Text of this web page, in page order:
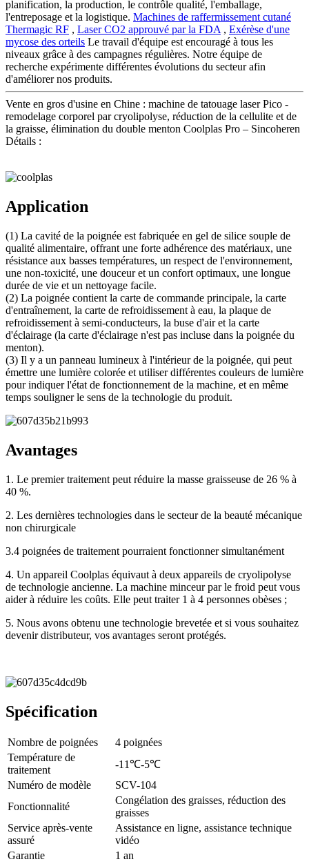
planification, la production, le contrôle qualité, l'emballage,
l'entreposage et la logistique. Machines de raffermissement cutané
Thermagic RF , Laser CO2 approuvé par la FDA , Exérèse d'une
mycose des orteils Le travail d'équipe est encouragé à tous les
niveaux grâce à des campagnes régulières. Notre équipe de
recherche expérimente différentes évolutions du secteur afin
d'améliorer nos produits.
Vente en gros d'usine en Chine : machine de tatouage laser Pico -
remodelage corporel par cryolipolyse, réduction de la cellulite et de
la graisse, élimination du double menton Coolplas Pro – Sincoheren
Détails :
Application
(1) La cavité de la poignée est fabriquée en gel de silice souple de
qualité alimentaire, offrant une forte adhérence des matériaux, une
résistance aux basses températures, un respect de l'environnement,
une non-toxicité, une douceur et un confort optimaux, une longue
durée de vie et un nettoyage facile.
(2) La poignée contient la carte de commande principale, la carte
d'entraînement, la carte de refroidissement à eau, la plaque de
refroidissement à semi-conducteurs, la buse d'air et la carte
d'éclairage (la carte d'éclairage n'est pas incluse dans la poignée du
menton).
(3) Il y a un panneau lumineux à l'intérieur de la poignée, qui peut
émettre une lumière colorée et utiliser différentes couleurs de lumière
pour indiquer l'état de fonctionnement de la machine, et en même
temps souligner le sens de la technologie du produit.
Avantages
1. Le premier traitement peut réduire la masse graisseuse de 26 % à
40 %.
2. Les dernières technologies dans le secteur de la beauté mécanique
non chirurgicale
3.4 poignées de traitement pourraient fonctionner simultanément
4. Un appareil Coolplas équivaut à deux appareils de cryolipolyse
de technologie ancienne. La machine minceur par le froid peut vous
aider à réduire les coûts. Elle peut traiter 1 à 4 personnes obèses ;
5. Nous avons obtenu une technologie brevetée et si vous souhaitez
devenir distributeur, vos avantages seront protégés.
Spécification
Nombre de poignées
4 poignées
Température de
traitement
-11℃-5℃
Numéro de modèle
SCV-104
Fonctionnalité
Congélation des graisses, réduction des
graisses
Service après-vente
assuré
Assistance en ligne, assistance technique
vidéo
Garantie
1 an